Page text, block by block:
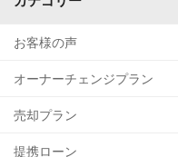
お客様の声
オーナーチェンジプラン
売却プラン
提携ローン